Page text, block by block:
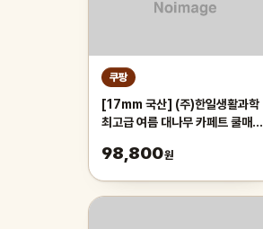
쿠팡
[17mm 국산] (주)한일생활과학
최고급 여름 대나무 카페트 쿨매트
실 침대 장판 자리_두꺼운 폭신한
98,800원